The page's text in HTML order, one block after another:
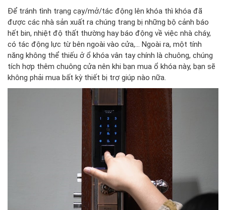
Để tránh tình trạng cạy/mở/tác động lên khóa thì khóa đã
được các nhà sản xuất ra chúng trang bị những bộ cảnh báo
hết bin, nhiệt độ thất thường hay báo động về việc nhà cháy,
có tác động lực từ bên ngoài vào cửa,... Ngoài ra, một tính
năng không thể thiếu ở ổ khóa vân tay chính là chuông, chúng
tích hợp thêm chuông cửa nên khi bạn mua ổ khóa này, bạn sẽ
không phải mua bất kỳ thiết bị trợ giúp nào nữa.